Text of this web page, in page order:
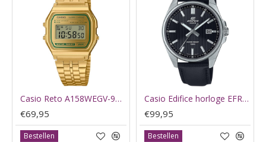
Casio Reto A158WEGV-9AEF - 65595
€69,95
Bestellen
Casio Edifice horloge EFR-S108D-1AVUEF - 65594
€99,95
Bestellen